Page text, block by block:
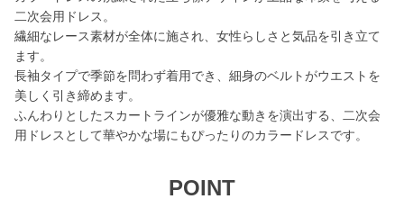
二次会用ドレス。
繊細なレース素材が全体に施され、女性らしさと気品を引き立て
ます。
長袖タイプで季節を問わず着用でき、細身のベルトがウエストを
美しく引き締めます。
ふんわりとしたスカートラインが優雅な動きを演出する、二次会
用ドレスとして華やかな場にもぴったりのカラードレスです。
POINT